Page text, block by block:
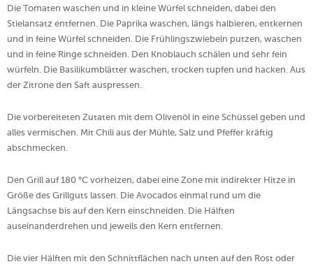
Die Tomaten waschen und in kleine Würfel schneiden, dabei den
Stielansatz entfernen. Die Paprika waschen, längs halbieren, entkernen
und in feine Würfel schneiden. Die Frühlingszwiebeln putzen, waschen
und in feine Ringe schneiden. Den Knoblauch schälen und sehr fein
würfeln. Die Basilikumblätter waschen, trocken tupfen und hacken. Aus
der Zitrone den Saft auspressen.
Die vorbereiteten Zutaten mit dem Olivenöl in eine Schüssel geben und
alles vermischen. Mit Chili aus der Mühle, Salz und Pfeffer kräftig
abschmecken.
Den Grill auf 180 °C vorheizen, dabei eine Zone mit indirekter Hitze in
Größe des Grillguts lassen. Die Avocados einmal rund um die
Längsachse bis auf den Kern einschneiden. Die Hälften
auseinanderdrehen und jeweils den Kern entfernen.
Die vier Hälften mit den Schnittflächen nach unten auf den Rost oder